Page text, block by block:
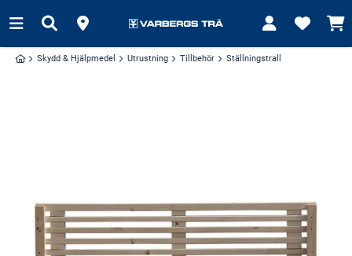
Skydd & Hjälpmedel Utrustning Tillbehör Ställningstrall